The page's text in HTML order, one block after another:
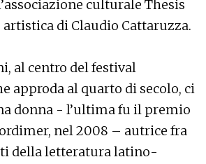
culturale Thesis
di Claudio Cattaruzza.
al centro del festival
approda al quarto di secolo, ci
donna - l’ultima fu il premio
nel 2008 – autrice fra
della letteratura latino-